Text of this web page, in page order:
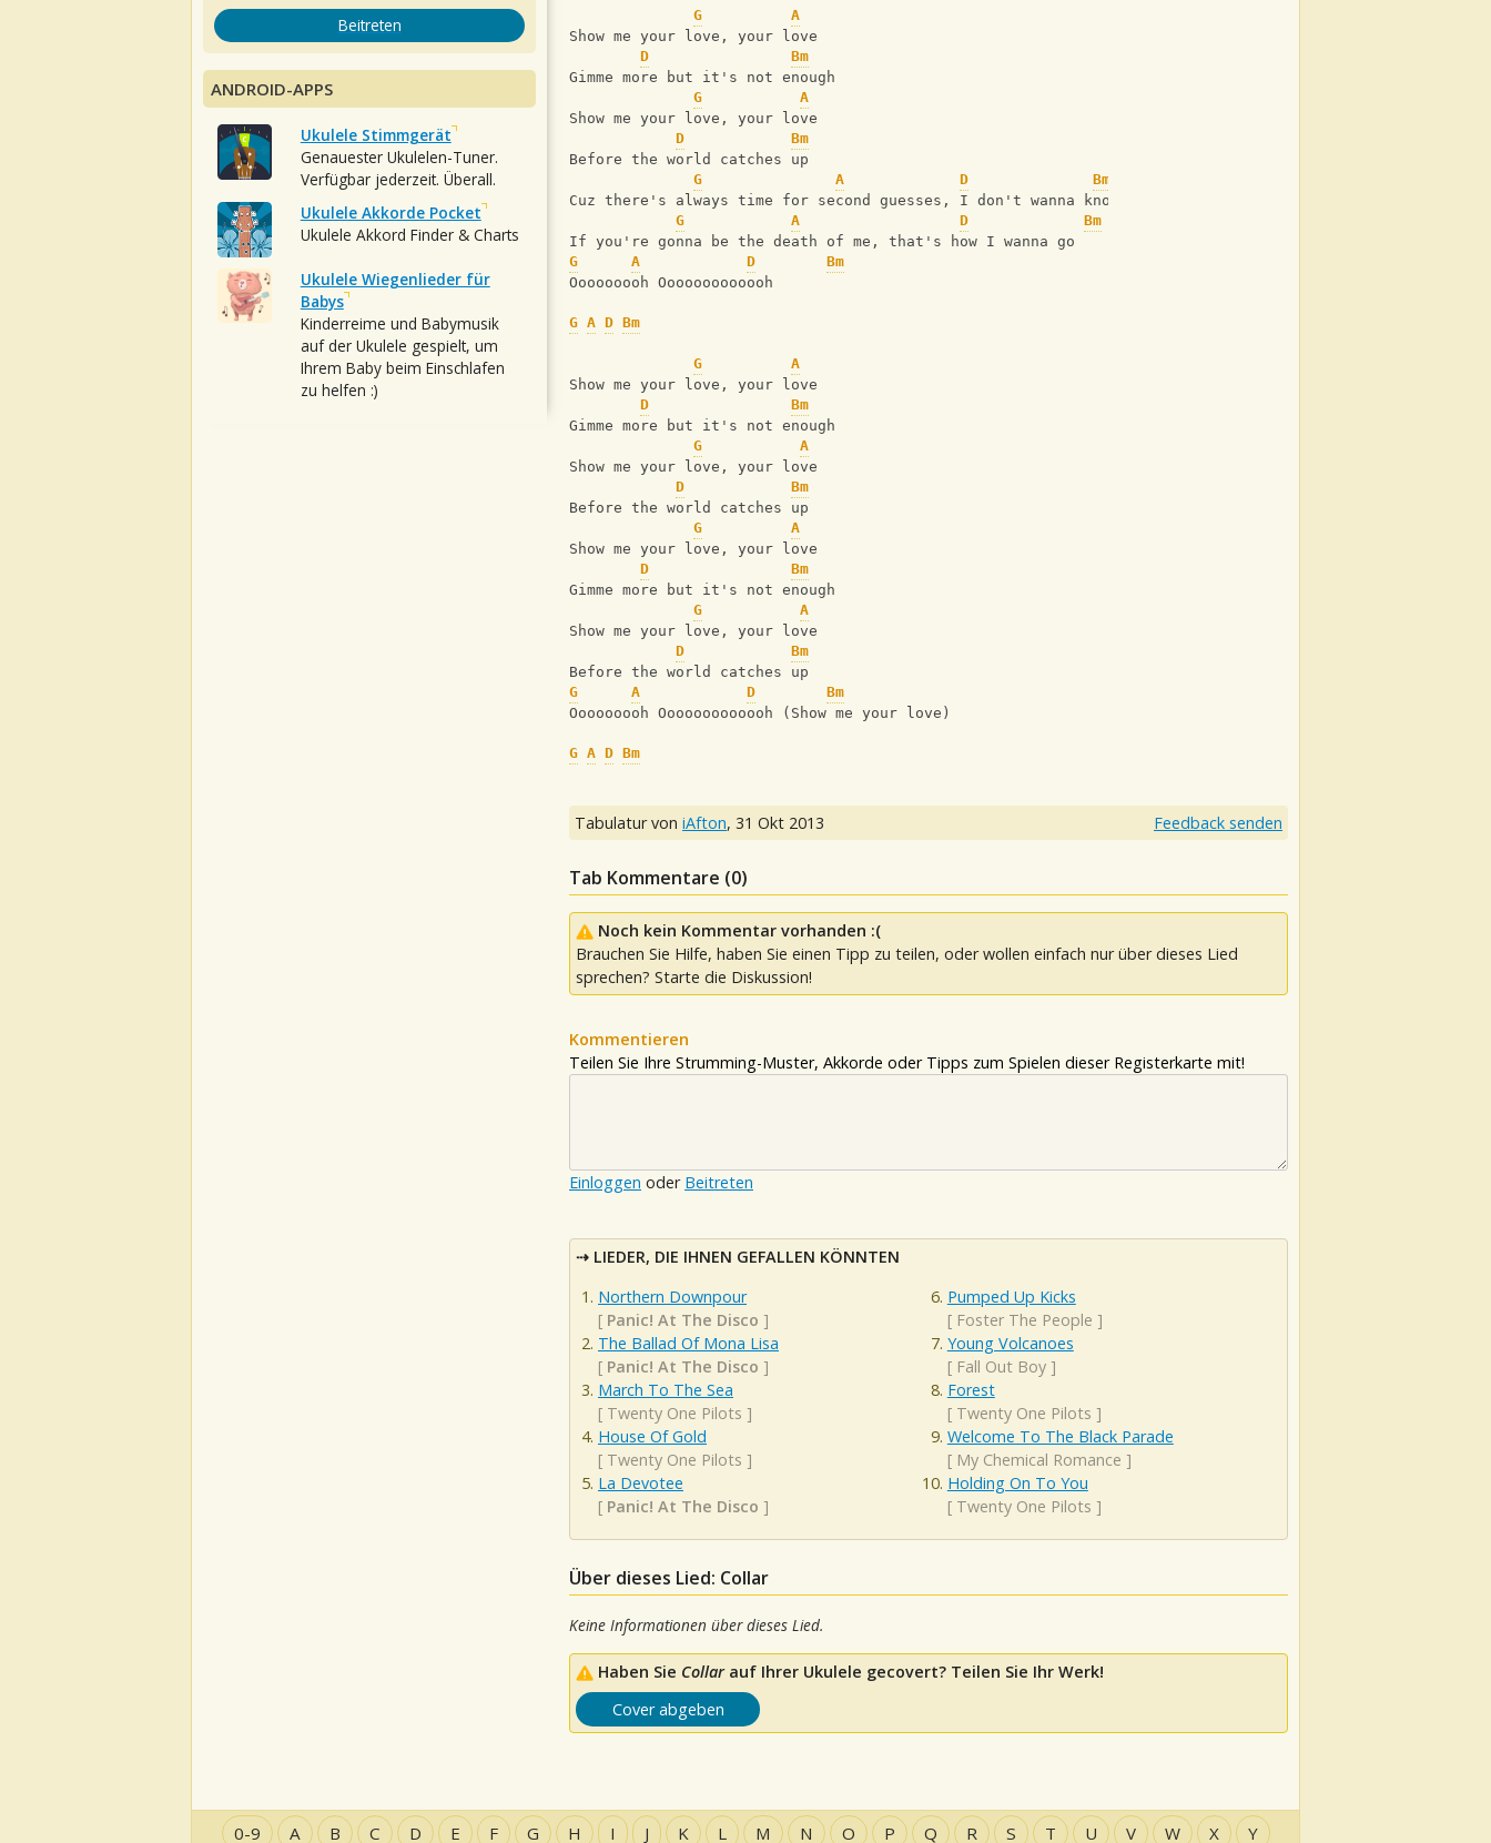
G
A
Show me your love, your love
D
Bm
Gimme more but it's not enough
G
A
Show me your love, your love
D
Bm
Before the world catches up
G
A D
Bm
Cuz there's always time for second guesses, I don't wanna know
G
A D
Bm
If you're gonna be the death of me, that's how I wanna go
G
A D
Bm
Ooooooooh Ooooooooooooh
G A D Bm
G
A
Show me your love, your love
D
Bm
Gimme more but it's not enough
G
A
Show me your love, your love
D
Bm
Before the world catches up
G
A
Show me your love, your love
D
Bm
Gimme more but it's not enough
G
A
Show me your love, your love
D
Bm
Before the world catches up
G
A D
Bm
Ooooooooh Ooooooooooooh (Show me your love)
G A D Bm
Tabulatur von iAfton, 31 Okt 2013 Feedback senden
Tab Kommentare (0)
Noch kein Kommentar vorhanden :(
Brauchen Sie Hilfe, haben Sie einen Tipp zu teilen, oder wollen einfach nur über dieses Lied
sprechen? Starte die Diskussion!
Kommentieren
Teilen Sie Ihre Strumming-Muster, Akkorde oder Tipps zum Spielen dieser Registerkarte mit!
Einloggen oder Beitreten
LIEDER, DIE IHNEN GEFALLEN KÖNNTEN
Northern Downpour
[ Panic! At The Disco ]
The Ballad Of Mona Lisa
[ Panic! At The Disco ]
March To The Sea
[ Twenty One Pilots ]
House Of Gold
[ Twenty One Pilots ]
La Devotee
[ Panic! At The Disco ]
Pumped Up Kicks
[ Foster The People ]
Young Volcanoes
[ Fall Out Boy]
Forest
[ Twenty One Pilots ]
Welcome To The Black Parade
[ My Chemical Romance ]
Holding On To You
[ Twenty One Pilots ]
Über dieses Lied: Collar
Keine Informationen über dieses Lied.
Haben Sie Collarauf Ihrer Ukulele gecovert? Teilen Sie Ihr Werk!
Cover abgeben
Beitreten
ANDROID-APPS
Ukulele Stimmgerät
Genauester Ukulelen-Tuner.
Verfügbar jederzeit. Überall.
Ukulele Akkorde Pocket
Ukulele Akkord Finder & Charts
Ukulele Wiegenlieder für
Babys
Kinderreime und Babymusik
auf der Ukulele gespielt, um
Ihrem Baby beim Einschlafen
zu helfen :)
0-9 A B C D E F G H I J K L M N O P Q R S T U V W X Y